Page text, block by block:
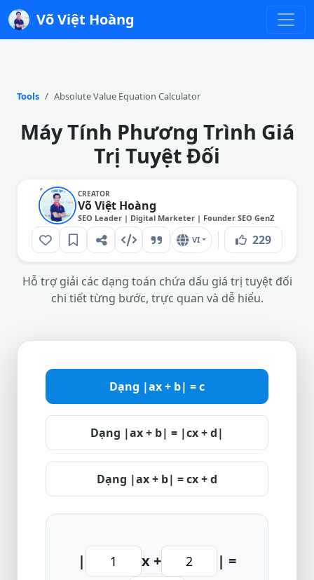
Võ Việt Hoàng
Tools Absolute Value Equation Calculator
Máy Tính Phương Trình Giá
Trị Tuyệt Đối
CREATOR
Võ Việt Hoàng
SEO Leader | Digital Marketer | Founder SEO GenZ
VI 229
Hỗ trợ giải các dạng toán chứa dấu giá trị tuyệt đối
chi tiết từng bước, trực quan và dễ hiểu.
Dạng |ax + b| = c
Dạng |ax + b| = |cx + d|
Dạng |ax + b| = cx + d
| x + | =